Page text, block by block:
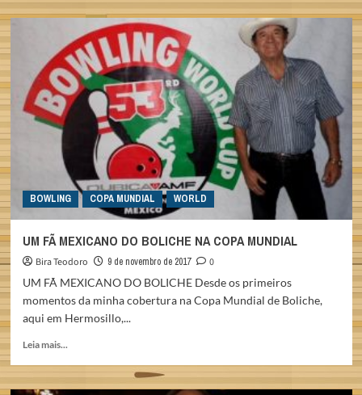
STEPHANIE
MARTINS
AVANÇA
NA
COPA
MUNDIAL
DE
BOLICHE
BOWLING COPA MUNDIAL WORLD
UM FÃ MEXICANO DO BOLICHE NA COPA MUNDIAL
Bira Teodoro 9 de novembro de 2017
0
UM FÃ MEXICANO DO BOLICHE Desde os primeiros
momentos da minha cobertura na Copa Mundial de Boliche,
aqui em Hermosillo,...
Leia mais...
UM